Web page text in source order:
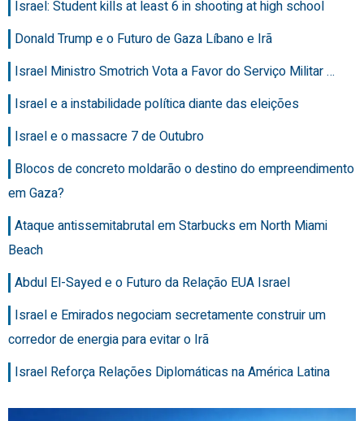
Israel: Student kills at least 6 in shooting at high school
Donald Trump e o Futuro de Gaza Líbano e Irã
Israel Ministro Smotrich Vota a Favor do Serviço Militar …
Israel e a instabilidade política diante das eleições
Israel e o massacre 7 de Outubro
Blocos de concreto moldarão o destino do empreendimento
em Gaza?
Ataque antissemitabrutal em Starbucks em North Miami
Beach
Abdul El-Sayed e o Futuro da Relação EUA Israel
Israel e Emirados negociam secretamente construir um
corredor de energia para evitar o Irã
Israel Reforça Relações Diplomáticas na América Latina